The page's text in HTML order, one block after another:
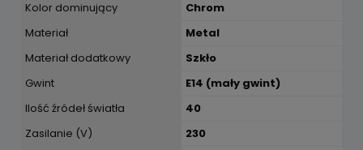
Kolor dominujący
Chrom
Materiał
Metal
Materiał dodatkowy
Szkło
Gwint
E14 (mały gwint)
Ilość źródeł światła
40
Zasilanie (V)
230